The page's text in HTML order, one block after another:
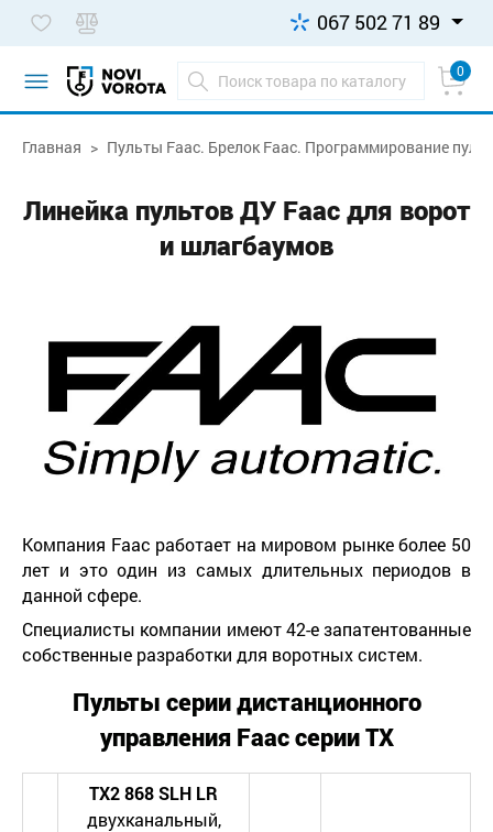
067 502 71 89
0
Главная Пульты Faac. Брелок Faac. Программирование
Линейка пультов ДУ Faac для ворот
и шлагбаумов
Компания Faac работает на мировом рынке более 50
лет и это один из самых длительных периодов в
данной сфере.
Специалисты компании имеют 42-е запатентованные
собственные разработки для воротных систем.
Пульты серии дистанционного
управления Faacсерии ТХ
TX2868SLH LR
двухканальный,